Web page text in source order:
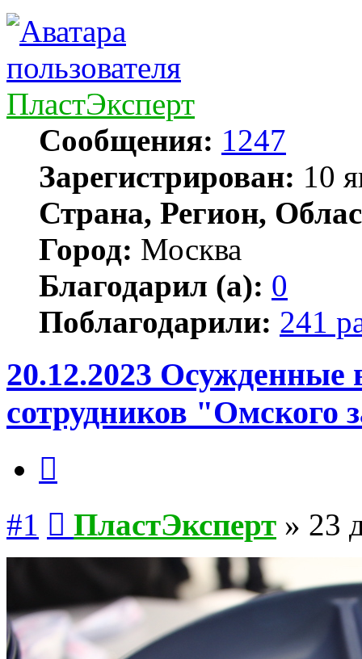
ПластЭксперт
Сообщения: 1247
Зарегистрирован: 10
Страна, Регион,
Город: Москва
Благодарил (а): 0
Поблагодарили: 241
20.12.2023
сотрудников "Омского
#1 ПластЭксперт » 23